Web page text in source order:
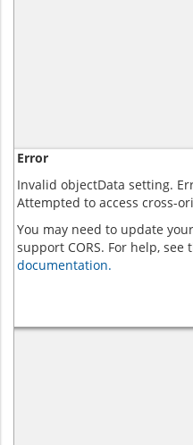
Error
Invalid objectData setting.
Attempted to access cross-
You may need to update
support CORS. For help, see
documentation.